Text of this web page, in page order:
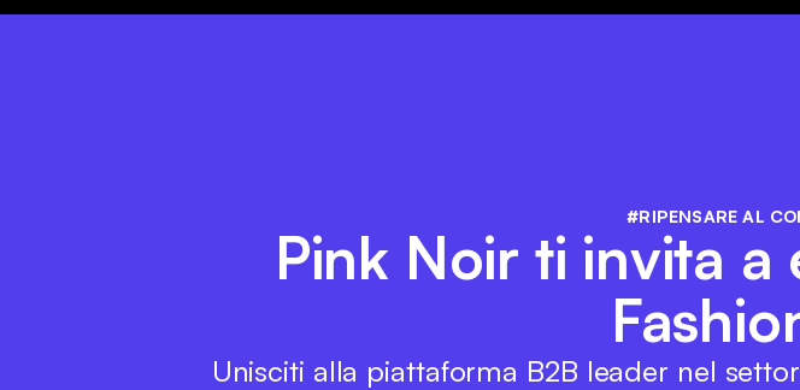
#RIPENSARE AL
Pink Noir ti invita
Unisciti alla piattaforma B2B leader nel